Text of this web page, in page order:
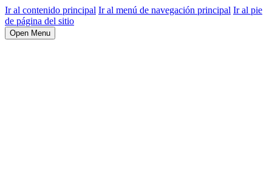
Ir al contenido principal Ir al menú de navegación principal Ir al pie
de página del sitio
Open Menu